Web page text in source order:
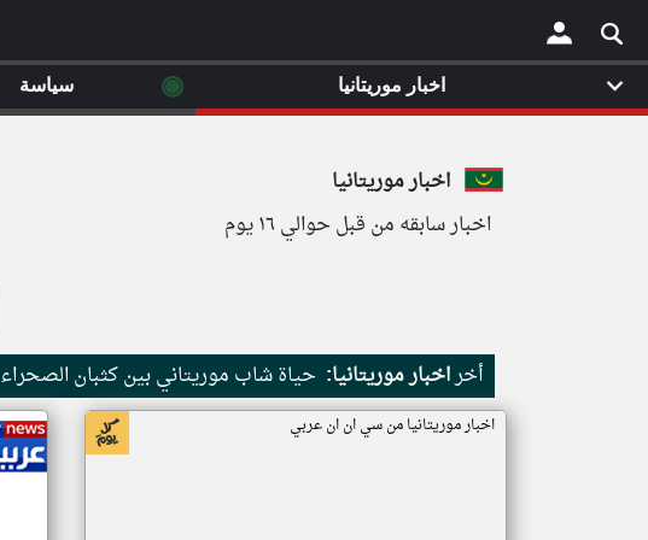
×
اخبار موريتانيا
اخبار سابقه من قبل حوالي ١٦ يوم
أخراخبار موريتانيا: حياة شاب موريتاني بين كثبان الصحراء
اخبار موريتانيا من سي ان ان عربي
اخبار موريتانيا ◉ سياسة